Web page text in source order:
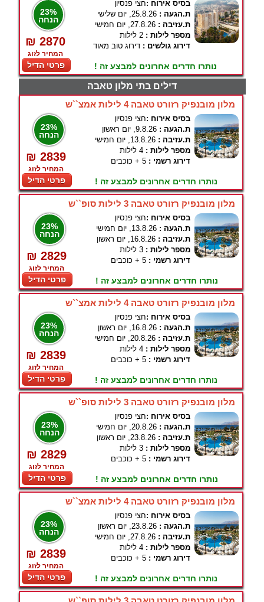
23%
הנחה
₪ 2870
המחיר לזוג
פרטי הדיל
בסיס אירוח :חצי פנסיון
ת.הגעה : 25.8.26, יום שלישי
ת.עזיבה : 27.8.26, יום חמישי
מספר לילות : 2 לילות
דירוג גולשים : דירוג טוב מאוד
נותרו חדרים אחרונים למבצע זה !
דילים בתי מלון טאבה
מלון מובנפיק רזורט טאבה 4 לילות אמצ``ש
23%
הנחה
₪ 2839
המחיר לזוג
פרטי הדיל
בסיס אירוח :חצי פנסיון
ת.הגעה : 9.8.26, יום ראשון
ת.עזיבה : 13.8.26, יום חמישי
מספר לילות : 4 לילות
דירוג רשמי : 5 + כוכבים
נותרו חדרים אחרונים למבצע זה !
מלון מובנפיק רזורט טאבה 3 לילות סופ``ש
23%
הנחה
₪ 2829
המחיר לזוג
פרטי הדיל
בסיס אירוח :חצי פנסיון
ת.הגעה : 13.8.26, יום חמישי
ת.עזיבה : 16.8.26, יום ראשון
מספר לילות : 3 לילות
דירוג רשמי : 5 + כוכבים
נותרו חדרים אחרונים למבצע זה !
מלון מובנפיק רזורט טאבה 4 לילות אמצ``ש
23%
הנחה
₪ 2839
המחיר לזוג
פרטי הדיל
בסיס אירוח :חצי פנסיון
ת.הגעה : 16.8.26, יום ראשון
ת.עזיבה : 20.8.26, יום חמישי
מספר לילות : 4 לילות
דירוג רשמי : 5 + כוכבים
נותרו חדרים אחרונים למבצע זה !
מלון מובנפיק רזורט טאבה 3 לילות סופ``ש
23%
הנחה
₪ 2829
המחיר לזוג
פרטי הדיל
בסיס אירוח :חצי פנסיון
ת.הגעה : 20.8.26, יום חמישי
ת.עזיבה : 23.8.26, יום ראשון
מספר לילות : 3 לילות
דירוג רשמי : 5 + כוכבים
נותרו חדרים אחרונים למבצע זה !
מלון מובנפיק רזורט טאבה 4 לילות אמצ``ש
23%
הנחה
₪ 2839
המחיר לזוג
פרטי הדיל
בסיס אירוח :חצי פנסיון
ת.הגעה : 23.8.26, יום ראשון
ת.עזיבה : 27.8.26, יום חמישי
מספר לילות : 4 לילות
דירוג רשמי : 5 + כוכבים
נותרו חדרים אחרונים למבצע זה !